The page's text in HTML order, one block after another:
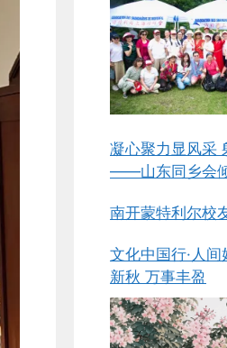
凝心聚力显风采
——山东同乡会
南开蒙特利尔校
文化中国行·人
新秋 万事丰盈